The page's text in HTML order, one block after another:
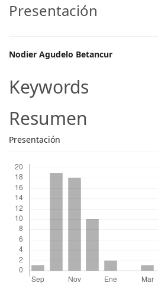
Presentación
Main
Article
Content
Nodier Agudelo Betancur
Keywords
Resumen
Presentación